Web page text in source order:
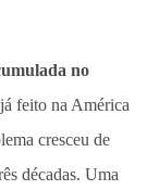
no
feito na América
cresceu de
décadas. Uma